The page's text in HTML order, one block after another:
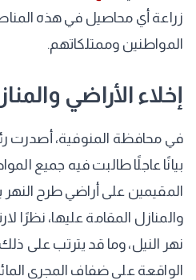
زراعة أي محاصيل في هذه
المواطنين وممتلكاتهم.
إخلاء الأراضي
في محافظة المنوفية، أصدرت
بيانًا عاجلًا طالبت فيه جميع
المقيمين على أراضي طرح النهر
والمنازل المقامة عليها، نظرًا
نهر النيل، وما قد يترتب على
الواقعة على ضفاف المجرى